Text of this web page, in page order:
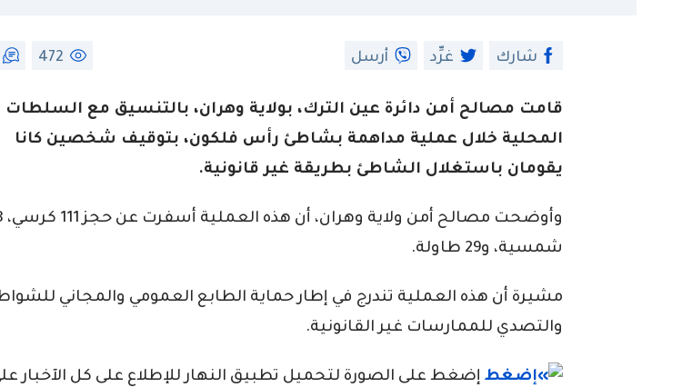
شارك غرِّد أرسل 472
قامت مصالح أمن دائرة عين الترك، بولاية وهران، بالتنسيق مع السلطات
المحلية خلال عملية مداهمة بشاطئ رأس فلكون، بتوقيف شخصين كانا
يقومان باستغلال الشاطئ بطريقة غير قانونية.
وأوضحت
شمسية، و29 طاولة.
مشيرة أن هذه العملية تندرج في إطار حماية الطابع العمومي والمجاني
والتصدي للممارسات غير القانونية.
إضغط على الصورة لتحميل تطبيق النهار للإطلاع على كل الآخبار